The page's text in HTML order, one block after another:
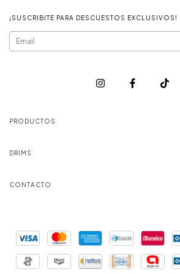
¡SUSCRIBITE PARA DESCUESTOS EXCLUSIVOS!
PRODUCTOS
DRIMS
CONTACTO